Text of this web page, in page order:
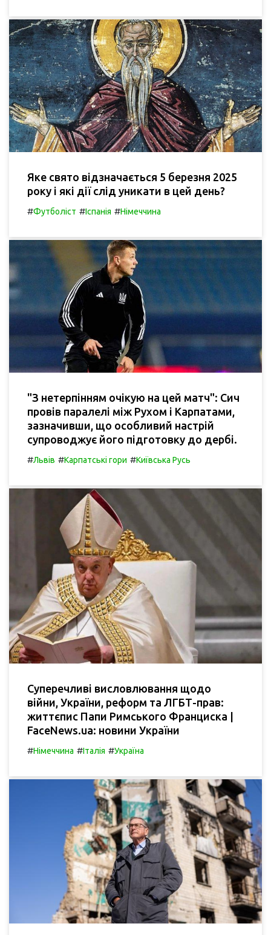
Яке свято відзначається 5 березня 2025
року і які дії слід уникати в цей день?
#Футболіст #Іспанія #Німеччина
"З нетерпінням очікую на цей матч": Сич
провів паралелі між Рухом і Карпатами,
зазначивши, що особливий настрій
супроводжує його підготовку до дербі.
#Львів #Карпатські гори #Київська Русь
Суперечливі висловлювання щодо
війни, України, реформ та ЛГБТ-прав:
життєпис Папи Римського Франциска |
FaceNews.ua: новини України
#Німеччина #Італія #Україна